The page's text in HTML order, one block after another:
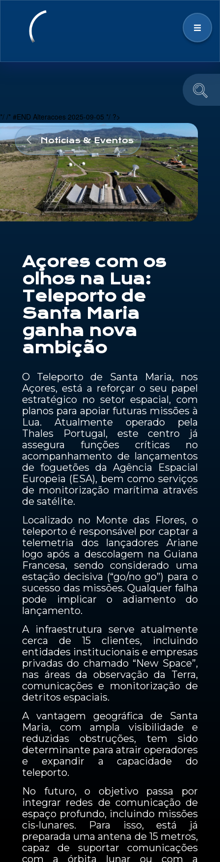
Notícias & Eventos
Educação e Divulgação
Equipa
Notícias & Eventos
*/ /* #END Alteracoes 2025-09-05 */ ?>
Açores com os
olhos na Lua:
Teleporto de
Santa Maria
ganha nova
ambição
O Teleporto de Santa Maria, nos
Açores, está a reforçar o seu papel
estratégico no setor espacial, com
planos para apoiar futuras missões à
Lua. Atualmente operado pela
Thales Portugal, este centro já
assegura funções críticas no
acompanhamento de lançamentos
de foguetões da Agência Espacial
Europeia (ESA), bem como serviços
de monitorização marítima através
de satélite.
Localizado no Monte das Flores, o
teleporto é responsável por captar a
telemetria dos lançadores Ariane
logo após a descolagem na Guiana
Francesa, sendo considerado uma
estação decisiva (“go/no go”) para o
sucesso das missões. Qualquer falha
pode implicar o adiamento do
lançamento.
A infraestrutura serve atualmente
cerca de 15 clientes, incluindo
entidades institucionais e empresas
privadas do chamado “New Space”,
nas áreas da observação da Terra,
comunicações e monitorização de
detritos espaciais.
A vantagem geográfica de Santa
Maria, com ampla visibilidade e
reduzidas obstruções, tem sido
determinante para atrair operadores
e expandir a capacidade do
teleporto.
No futuro, o objetivo passa por
integrar redes de comunicação de
espaço profundo, incluindo missões
cis-lunares. Para isso, está já
preparada uma antena de 15 metros,
capaz de suportar comunicações
com a órbita lunar ou com a